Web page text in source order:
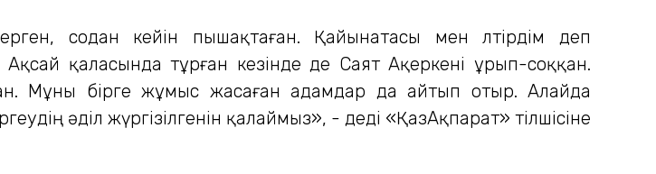
содан кейін пышақтаған. Қайынатасы мен өлтірдім деп
қаласында тұрған кезінде де Саят Ақеркені ұрып-соққан.
Мұны бірге жұмыс жасаған адамдар да айтып отыр. Алайда
әділ жүргізілгенін қалаймыз», - деді «ҚазАқпарат» тілшісіне